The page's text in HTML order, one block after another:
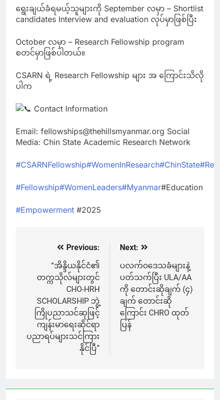
ရွေးချယ်ခံရမယ့်သူများကို September လမှာ – Shortlist
candidates Interview and evaluation လုပ်မှာဖြစ်ပြီး
October လမှာ – Research Fellowship program
စတင်မှာဖြစ်ပါတယ်။
CSARN ရဲ့ Research Fellowship များ အ ကြောင်းသိလို
ပါက
Contact Information
Email: fellowships@thehillsmyanmar.org Social
Media: Chin State Academic Research Network
#CSARNFellowship#WomenInResearch#ChinState
#Fellowship#WomenLeaders#Myanmar#Education
#Empowerment #2025
navigation
Previous:
“အိန္ဒိယနိုင်ငံ၏
တက္ကသိုလ်များတွင်
CHO-HRH
SCHOLARSHIP ဘွဲ့
ကြိုပညာသင်ဆုဖြင့်
ကျန်းမာရေးဆိုင်ရာ
ပညာရပ်များသင်ကြား
နိုင်ပြီ”
Next:
ပလက်၀‌ဒေသခံများနဲ့
ပတ်သက်ပြီး ULA/AA
ကို တောင်းဆိုချက် (၄)
ချက် တောင်းဆို
ကြောင်း CHRO ထုတ်
ပြန်